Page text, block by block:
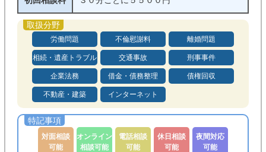
労働問題 不倫慰謝料 離婚問題
相続・遺産トラブル 交通事故 刑事事件
企業法務 借金・債務整理 債権回収
不動産・建築 インターネット
対面相談
可能
オンライン
相談可能
電話相談
可能
休日相談
可能
夜間対応
可能